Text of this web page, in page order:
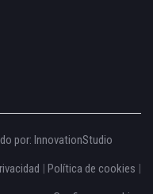
por: InnovationStudio
| Política de cookies |